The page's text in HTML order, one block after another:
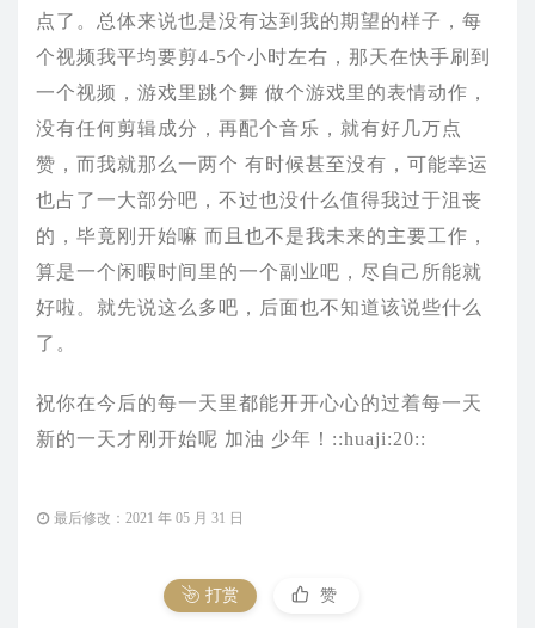
点了。总体来说也是没有达到我的期望的样子，每
个视频我平均要剪4-5个小时左右，那天在快手刷到
一个视频，游戏里跳个舞 做个游戏里的表情动作，
没有任何剪辑成分，再配个音乐，就有好几万点
赞，而我就那么一两个 有时候甚至没有，可能幸运
也占了一大部分吧，不过也没什么值得我过于沮丧
的，毕竟刚开始嘛 而且也不是我未来的主要工作，
算是一个闲暇时间里的一个副业吧，尽自己所能就
好啦。就先说这么多吧，后面也不知道该说些什么
了。
祝你在今后的每一天里都能开开心心的过着每一天
新的一天才刚开始呢 加油 少年！::huaji:20::
最后修改：2021 年 05 月 31 日
打赏 赞